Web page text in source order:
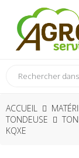
ACCUEIL
TONDEUSE
KQXE